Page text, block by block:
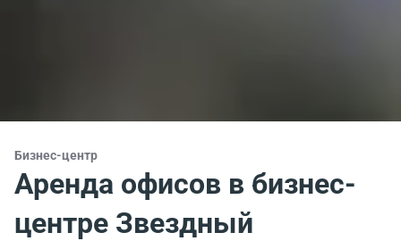
Бизнес-центр
Аренда офисов в бизнес-
центре Звездный